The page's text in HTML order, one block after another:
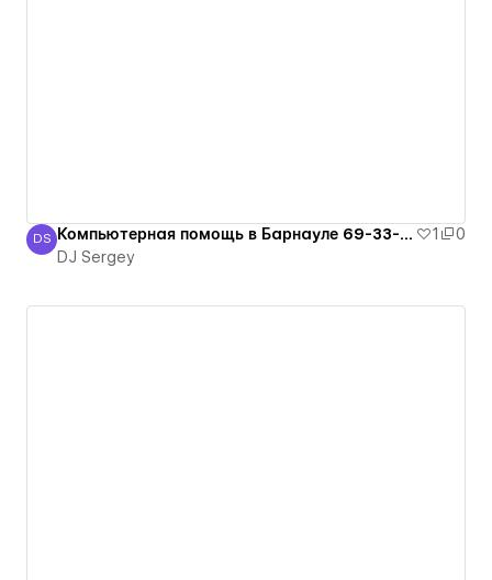
DJ Sergey
DS Компьютерная помощь в Барнауле 69-33-39 1
0
DJ Sergey